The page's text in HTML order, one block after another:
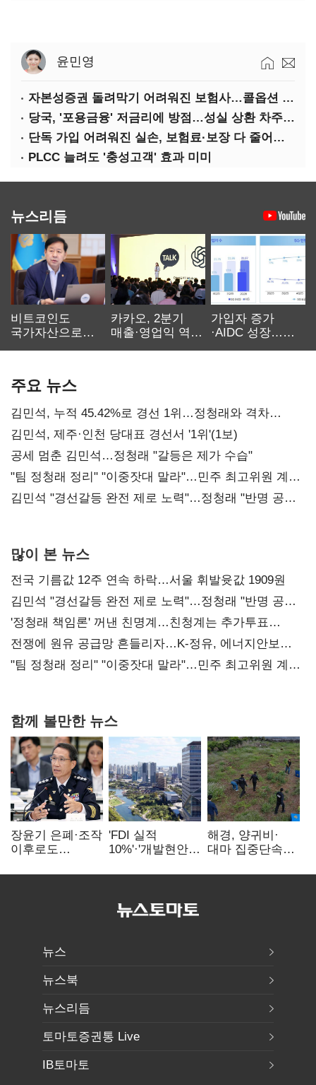
윤민영
자본성증권 돌려막기 어려워진 보험사…콜옵션 부담 급증
당국, '포용금융' 저금리에 방점…성실 상환 차주는 '역차별'
단독 가입 어려워진 실손, 보험료·보장 다 줄어든 5세대는?
PLCC 늘려도 '충성고객' 효과 미미
뉴스리듬
비트코인도
국가자산으로…'
카카오, 2분기
매출·영업익 역대
가입자 증가
·AIDC 성장…
주요 뉴스
김민석, 누적 45.42%로 경선 1위…정청래와 격차
0.86%p(2보)
김민석, 제주·인천 당대표 경선서 '1위'(1보)
공세 멈춘 김민석…정청래 "갈등은 제가 수습"
"팀 정청래 정리" "이중잣대 말라"…민주 최고위원 계파
다툼 격화
김민석 "경선갈등 완전 제로 노력"…정청래 "반명 공세
많이 본 뉴스
전국 기름값 12주 연속 하락…서울 휘발윳값 1909원
김민석 "경선갈등 완전 제로 노력"…정청래 "반명 공세
사과부터"
'정청래 책임론' 꺼낸 친명계…친청계는 추가투표
때리기
전쟁에 원유 공급망 흔들리자…K-정유, 에너지안보
핵심으로 재부상
"팀 정청래 정리" "이중잣대 말라"…민주 최고위원 계파
함께 볼만한 뉴스
장윤기 은폐·조작
이후로도
내부비위…경찰
'FDI 실적
10%'·'개발현안
인천경제청장
해경, 양귀비·
대마 집중단속…
249명 검거
뉴스
뉴스북
뉴스리듬
토마토증권통 Live
IB토마토